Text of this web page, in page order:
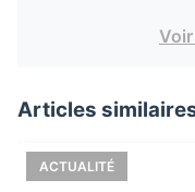
Articles
ACTUALITÉ